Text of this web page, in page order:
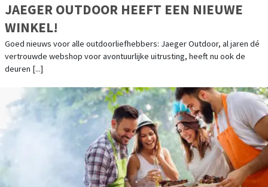
JAEGER OUTDOOR HEEFT EEN NIEUWE
WINKEL!
Goed nieuws voor alle outdoorliefhebbers: Jaeger Outdoor, al jaren dé
vertrouwde webshop voor avontuurlijke uitrusting, heeft nu ook de
deuren [...]